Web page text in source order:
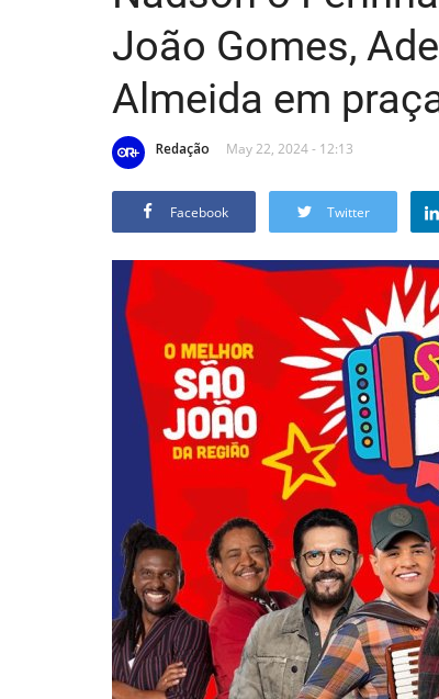
João Gomes,
Almeida em
Redação May 22, 2024 - 12:13
Facebook Twitter